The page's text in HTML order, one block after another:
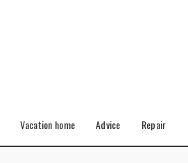
Vacation home Advice Repair